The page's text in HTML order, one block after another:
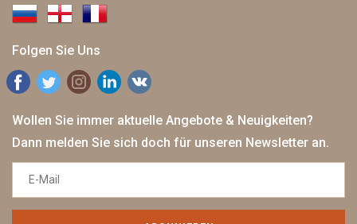
Folgen Sie Uns
Wollen Sie immer aktuelle Angebote & Neuigkeiten?
Dann melden Sie sich doch für unseren Newsletter an.